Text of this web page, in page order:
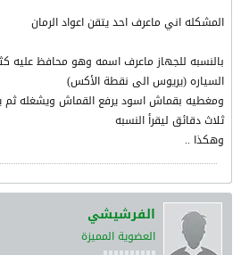
المشكله اني ماعرف احد يتقن اعواد الرمان
بالنسبه للجهاز ماعرف اسمه وهو محافظ عليه
السياره (يريوس الى نقطة الأكس)
ومغطيه بقماش اسود يرفع القماش ويشغله ثم
ثلاث دقائق ليقرأ النسبه
وهكذا ..
الفرشيشي
العضوية المميزة